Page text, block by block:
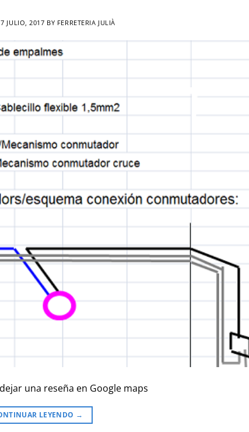
7 JULIO, 2017 BY FERRETERIA JULIÀ
una reseña en Google maps
LEYENDO →